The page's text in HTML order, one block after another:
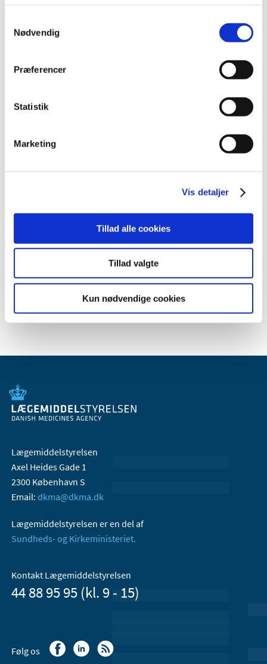
Nødvendig
Præferencer
Statistik
Marketing
Vis detaljer
Tillad alle cookies
Tillad valgte
Kun nødvendige cookies
juni (2)
april (5)
februar (3)
2012 (41)
2008 (8)
Generelle tilskud til medicin
Lægemiddelstyrelsen
Axel Heides Gade 1
2300 København S
Email: dkma@dkma.dk
Lægemiddelstyrelsen er en del af
Sundheds- og Kirkeministeriet.
Kontakt Lægemiddelstyrelsen
44 88 95 95 (kl. 9 - 15)
Følg os